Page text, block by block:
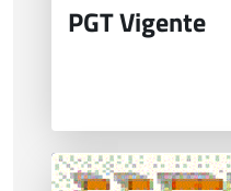
PGT Vigente